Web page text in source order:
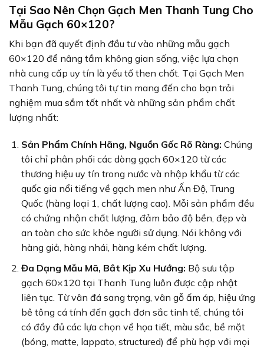
Tại Sao Nên Chọn Gạch Men Thanh Tung Cho
Mẫu Gạch 60×120?
Khi bạn đã quyết định đầu tư vào những mẫu gạch
60×120 để nâng tầm không gian sống, việc lựa chọn
nhà cung cấp uy tín là yếu tố then chốt. Tại Gạch Men
Thanh Tung, chúng tôi tự tin mang đến cho bạn trải
nghiệm mua sắm tốt nhất và những sản phẩm chất
lượng nhất:
Sản Phẩm Chính Hãng, Nguồn Gốc Rõ Ràng: Chúng
tôi chỉ phân phối các dòng gạch 60×120 từ các
thương hiệu uy tín trong nước và nhập khẩu từ các
quốc gia nổi tiếng về gạch men như Ấn Độ, Trung
Quốc (hàng loại 1, chất lượng cao). Mỗi sản phẩm đều
có chứng nhận chất lượng, đảm bảo độ bền, đẹp và
an toàn cho sức khỏe người sử dụng. Nói không với
hàng giả, hàng nhái, hàng kém chất lượng.
Đa Dạng Mẫu Mã, Bắt Kịp Xu Hướng: Bộ sưu tập
gạch 60×120 tại Thanh Tung luôn được cập nhật
liên tục. Từ vân đá sang trọng, vân gỗ ấm áp, hiệu ứng
bê tông cá tính đến gạch đơn sắc tinh tế, chúng tôi
có đầy đủ các lựa chọn về họa tiết, màu sắc, bề mặt
(bóng, matte, lappato, structured) để phù hợp với mọi